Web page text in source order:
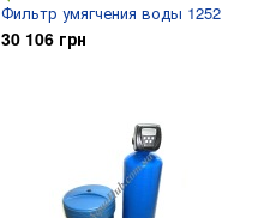
Фильтр умягчения воды 1252
30 106 грн